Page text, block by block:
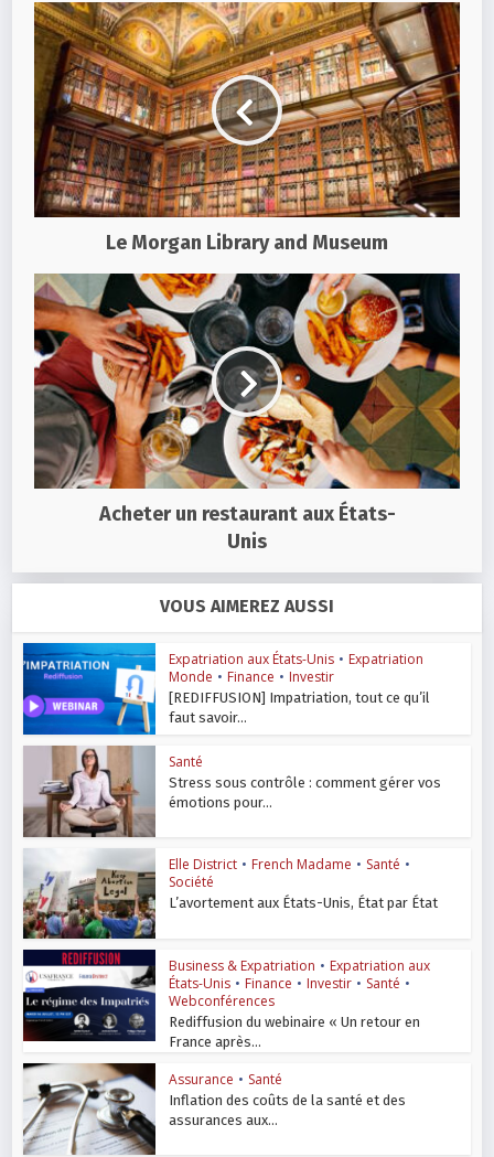
Le Morgan Library and Museum
Acheter un restaurant aux États-
Unis
VOUS AIMEREZ AUSSI
Expatriation aux États-Unis • Expatriation
Monde • Finance • Investir
[REDIFFUSION] Impatriation, tout ce qu’il
faut savoir...
Santé
Stress sous contrôle : comment gérer vos
émotions pour...
Elle District • French Madame • Santé •
Société
L’avortement aux États-Unis, État par État
Business & Expatriation • Expatriation aux
États-Unis • Finance • Investir • Santé •
Webconférences
Rediffusion du webinaire « Un retour en
France après...
Assurance • Santé
Inflation des coûts de la santé et des
assurances aux...